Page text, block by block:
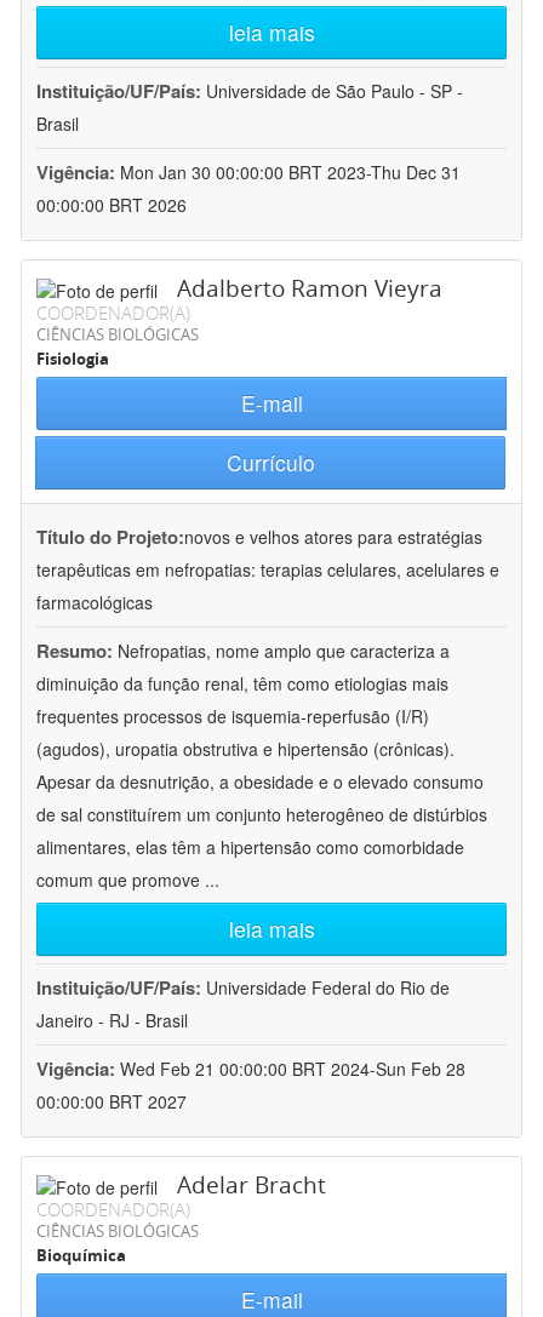
leia mais
Instituição/UF/País: Universidade de São Paulo - SP -
Brasil
Vigência: Mon Jan 30 00:00:00 BRT 2023-Thu Dec 31
00:00:00 BRT 2026
Adalberto Ramon Vieyra
COORDENADOR(A)
CIÊNCIAS BIOLÓGICAS
Fisiologia
E-mail
Currículo
Título do Projeto:novos e velhos atores para estratégias
terapêuticas em nefropatias: terapias celulares, acelulares e
farmacológicas
Resumo: Nefropatias, nome amplo que caracteriza a
diminuição da função renal, têm como etiologias mais
frequentes processos de isquemia-reperfusão (I/R)
(agudos), uropatia obstrutiva e hipertensão (crônicas).
Apesar da desnutrição, a obesidade e o elevado consumo
de sal constituírem um conjunto heterogêneo de distúrbios
alimentares, elas têm a hipertensão como comorbidade
comum que promove ...
leia mais
Instituição/UF/País: Universidade Federal do Rio de
Janeiro - RJ - Brasil
Vigência: Wed Feb 21 00:00:00 BRT 2024-Sun Feb 28
00:00:00 BRT 2027
Adelar Bracht
COORDENADOR(A)
CIÊNCIAS BIOLÓGICAS
Bioquímica
E-mail